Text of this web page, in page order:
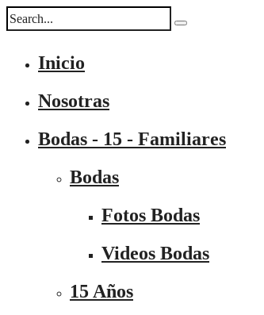
Inicio
Nosotras
Bodas - 15 - Familiares
Bodas
Fotos Bodas
Videos Bodas
15 Años